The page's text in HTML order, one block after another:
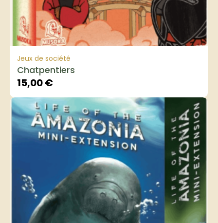
Jeux de société
Chatpentiers
15,00€